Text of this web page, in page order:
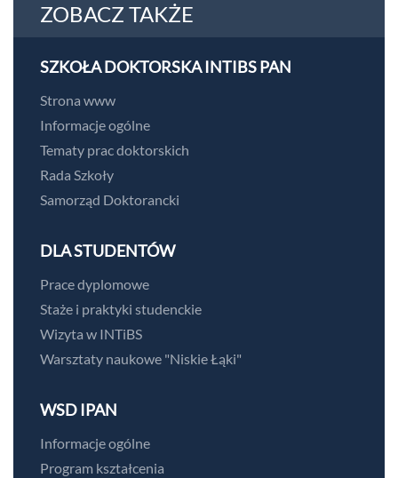
ZOBACZ TAKŻE
SZKOŁA DOKTORSKA INTIBS PAN
Strona www
Informacje ogólne
Tematy prac doktorskich
Rada Szkoły
Samorząd Doktorancki
DLA STUDENTÓW
Prace dyplomowe
Staże i praktyki studenckie
Wizyta w INTiBS
Warsztaty naukowe "Niskie Łąki"
WSD IPAN
Informacje ogólne
Program kształcenia